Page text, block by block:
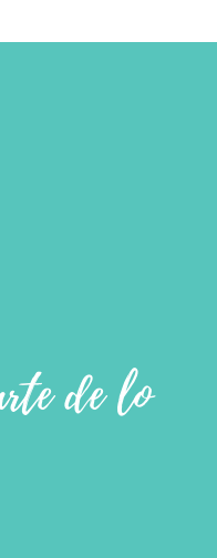
de lo